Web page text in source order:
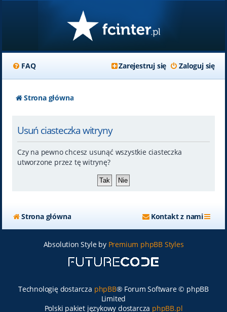
FAQ Zaloguj się
Zarejestruj się
Strona główna
Usuń ciasteczka witryny
Czy na pewno chcesz usunąć wszystkie ciasteczka
utworzone przez tę witrynę?
Strona główna Kontakt z nami
Absolution Style by Premium phpBB Styles
Technologię dostarcza phpBB® Forum Software © phpBB
Limited
Polski pakiet językowy dostarcza phpBB.pl